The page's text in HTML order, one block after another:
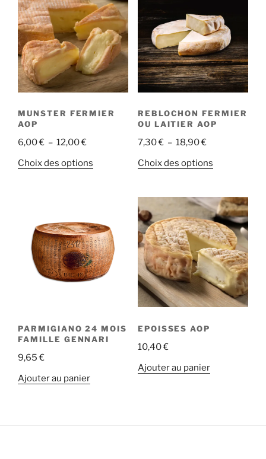
MUNSTER FERMIER
AOP
6,00€ – 12,00€Plage
prix :
Choix des options
Les
options
peuvent
être
page
REBLOCHON FERMIER
OU LAITIER AOP
7,30€ – 18,90€Plage
prix :
à
18,90 €
Choix des optionsCe
plusieurs
variations.
Les
options
peuvent
être
choisies
sur
PARMIGIANO 24 MOIS
FAMILLE GENNARI
9,65€
Ajouter au panier
EPOISSES AOP
10,40€
Ajouter au panier